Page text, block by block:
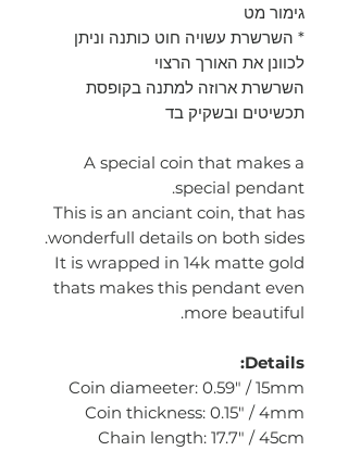
גימור מט
* השרשרת עשויה חוט כותנה וניתן
לכוונן את האורך הרצוי
השרשרת ארוזה למתנה בקופסת
תכשיטים ובשקיק בד
A special coin that makes a
special pendant.
This is an anciant coin, that has
wonderfull details on both sides.
It is wrapped in 14k matte gold
thats makes this pendant even
more beautiful.
Details:
Coin diameeter: 0.59" / 15mm
Coin thickness: 0.15" / 4mm
Chain length: 17.7" / 45cm